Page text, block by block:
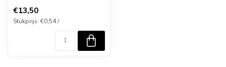
€13,50
Stukprijs: €0,54 /